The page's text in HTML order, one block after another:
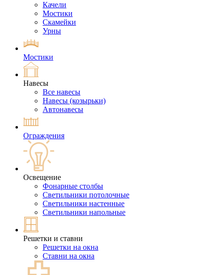
Качели
Мостики
Скамейки
Урны
Мостики
Навесы
Все навесы
Навесы (козырьки)
Автонавесы
Ограждения
Освещение
Фонарные столбы
Светильники потолочные
Светильники настенные
Светильники напольные
Решетки и ставни
Решетки на окна
Ставни на окна